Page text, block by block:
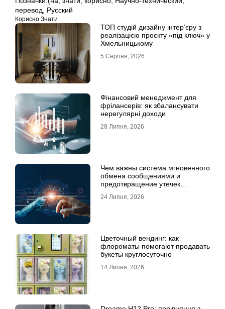
перевод
Русский
Корисно Знати
ТОП студій дизайну інтер’єру з
реалізацією проєкту «під ключ» у
Хмельницькому
5 Серпня, 2026
Фінансовий менеджмент для
фрілансерів: як збалансувати
нерегулярні доходи
28 Липня, 2026
Чем важны система мгновенного
обмена сообщениями и
предотвращение утечек
24 Липня, 2026
Цветочный вендинг: как
флороматы помогают продавать
букеты круглосуточно
14 Липня, 2026